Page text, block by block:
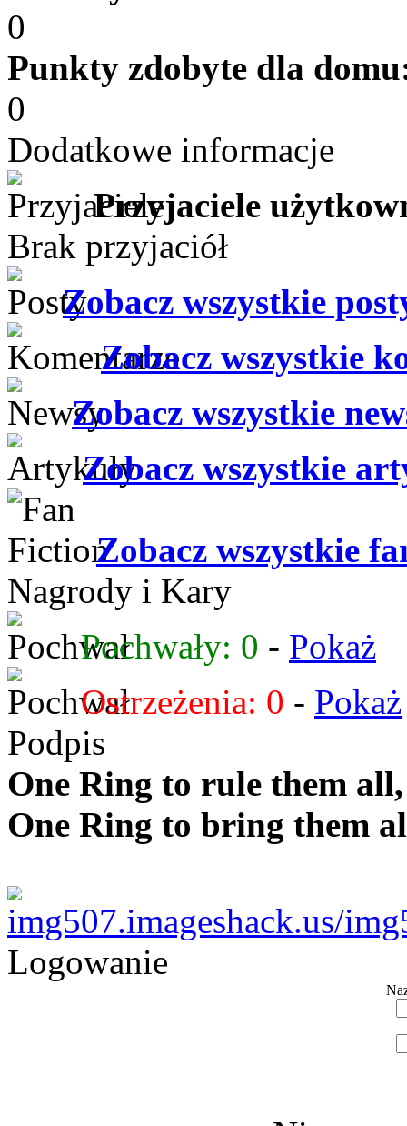
0
Punkty zdobyte dla
0
Dodatkowe informacje
Przyjaciele
Brak przyjaciół
Zobacz wszystkie
Zobacz wszystkie
Zobacz wszystkie
Zobacz wszystkie
Zobacz wszystkie
Nagrody i Kary
Pochwały: 0 - Pokaż
Ostrzeżenia: 0 - Pokaż
Podpis
One Ring to rule them
One Ring to bring them
Logowanie